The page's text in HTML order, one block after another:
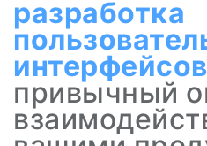
разработка
интерфейсов
привычный